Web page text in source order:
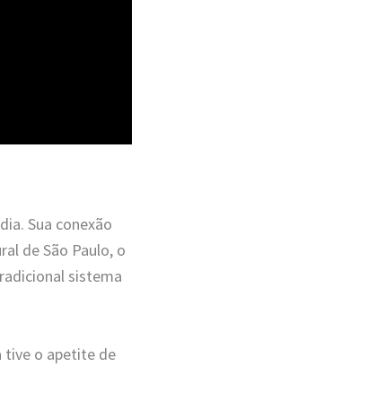
Sua conexão
de São Paulo, o
sistema
tive o apetite de